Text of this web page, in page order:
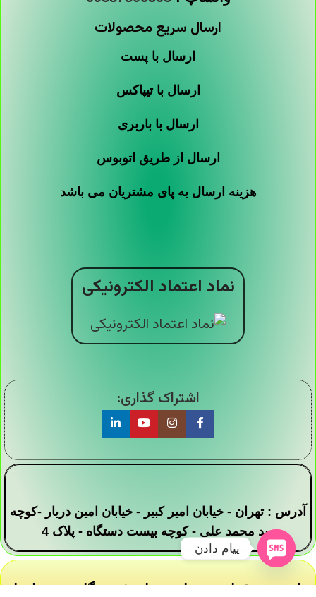
ارسال سریع محصولات
ارسال با پست
ارسال با تیپاکس
ارسال با باربری
ارسال از طریق اتوبوس
هزینه ارسال به پای مشتریان می باشد
نماد اعتماد الکترونیکی
اشتراک گذاری:
آدرس : تهران - خیابان امیر کبیر - خیابان امین دربار -کوچه
سید محمد علی - کوچه بیست دستگاه - پلاک 4
تمامی حقوق این وبسایت برای فروشگاه دیجی ارزان
پیام دادن